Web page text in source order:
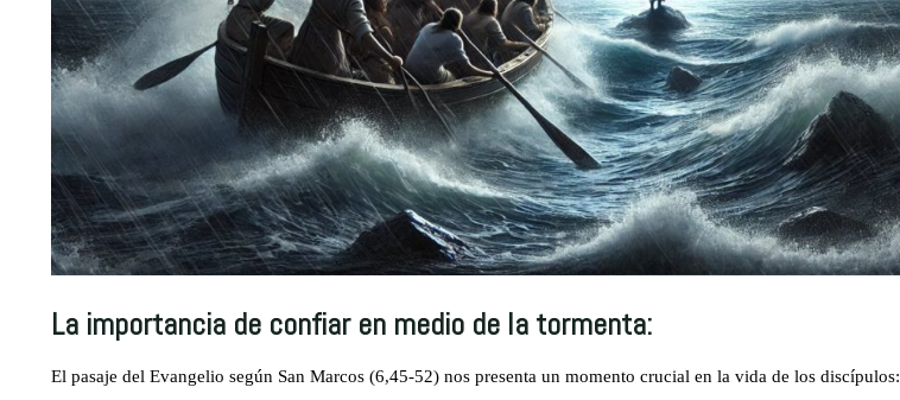
La importancia de confiar en medio de la tormenta:
El pasaje del Evangelio según San Marcos (6,45-52) nos presenta un momento crucial en la vida de los discípulos: